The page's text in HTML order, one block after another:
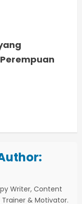
Writer, Content
& Motivator.